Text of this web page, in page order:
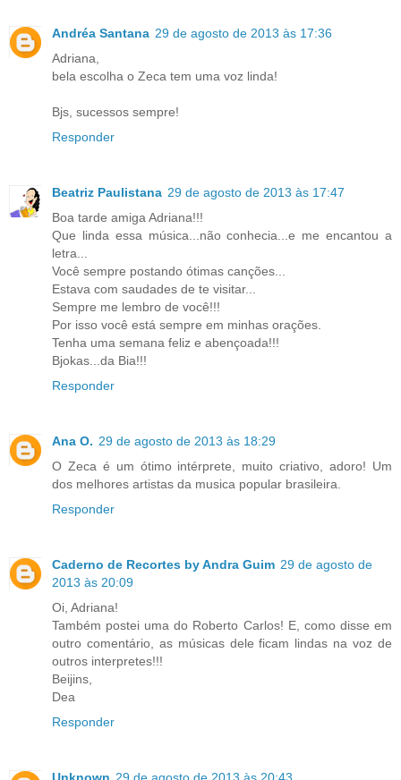
Andréa Santana 29 de agosto de 2013 às 17:36
Adriana,
bela escolha o Zeca tem uma voz linda!
Bjs, sucessos sempre!
Responder
Beatriz Paulistana 29 de agosto de 2013 às 17:47
Boa tarde amiga Adriana!!!
Que linda essa música...não conhecia...e me encantou a
letra...
Você sempre postando ótimas canções...
Estava com saudades de te visitar...
Sempre me lembro de você!!!
Por isso você está sempre em minhas orações.
Tenha uma semana feliz e abençoada!!!
Bjokas...da Bia!!!
Responder
Ana O. 29 de agosto de 2013 às 18:29
O Zeca é um ótimo intérprete, muito criativo, adoro! Um
dos melhores artistas da musica popular brasileira.
Responder
Caderno de Recortes by Andra Guim 29 de agosto de
2013 às 20:09
Oi, Adriana!
Também postei uma do Roberto Carlos! E, como disse em
outro comentário, as músicas dele ficam lindas na voz de
outros interpretes!!!
Beijins,
Dea
Responder
Unknown 29 de agosto de 2013 às 20:43